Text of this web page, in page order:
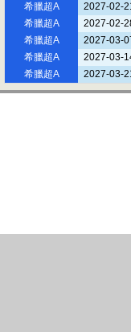
希臘超A
2027-02-
希臘超A
2027-02-
希臘超A
2027-03-
希臘超A
2027-03-
希臘超A
2027-03-